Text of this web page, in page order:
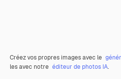
Créez vos propres images avec le
les avec notre éditeur de photos IA.